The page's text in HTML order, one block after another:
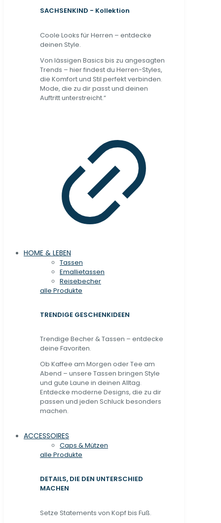
SACHSENKIND - Kollektion
Coole Looks für Herren – entdecke
deinen Style.
Von lässigen Basics bis zu angesagten
Trends – hier findest du Herren-Styles,
die Komfort und Stil perfekt verbinden.
Mode, die zu dir passt und deinen
Auftritt unterstreicht.“
HOME & LEBEN
Tassen
Emallietassen
Reisebecher
alle Produkte
TRENDIGE GESCHENKIDEEN
Trendige Becher & Tassen – entdecke
deine Favoriten.
Ob Kaffee am Morgen oder Tee am
Abend – unsere Tassen bringen Style
und gute Laune in deinen Alltag.
Entdecke moderne Designs, die zu dir
passen und jeden Schluck besonders
machen.
ACCESSOIRES
Caps & Mützen
alle Produkte
DETAILS, DIE DEN UNTERSCHIED
MACHEN
Setze Statements von Kopf bis Fuß.